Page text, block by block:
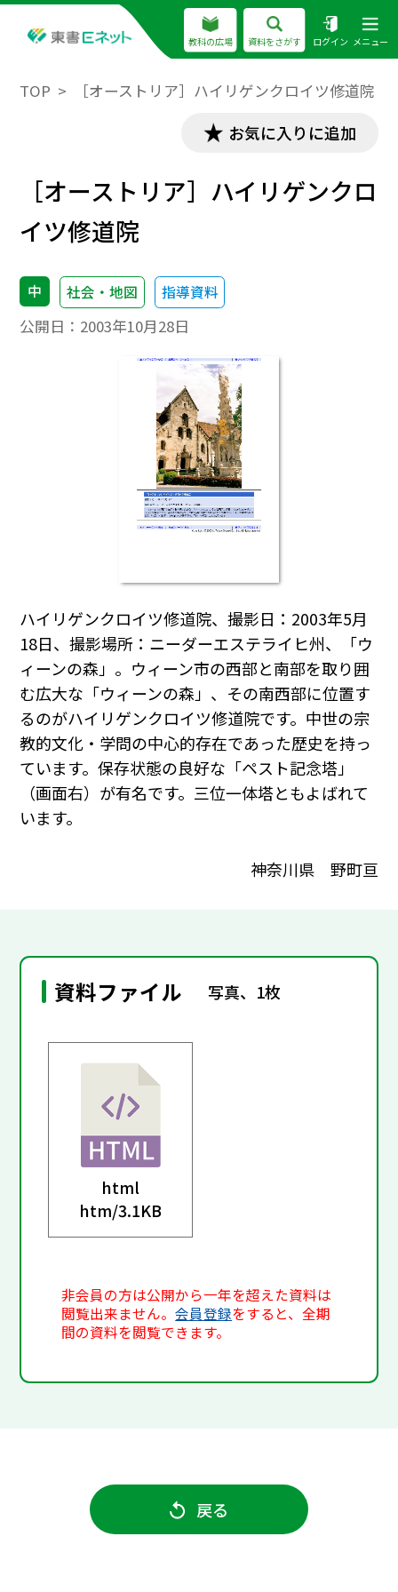
教科の広場 資料をさがす ログイン メニュー
TOP ［オーストリア］ハイリゲンクロイツ修道院
お気に入りに追加
［オーストリア］ハイリゲンクロ
イツ修道院
中 社会・地図 指導資料
公開日： 2003年10月28日
ハイリゲンクロイツ修道院、撮影日：2003年5月
18日、撮影場所：ニーダーエステライヒ州、「ウ
ィーンの森」。ウィーン市の西部と南部を取り囲
む広大な「ウィーンの森」、その南西部に位置す
るのがハイリゲンクロイツ修道院です。中世の宗
教的文化・学問の中心的存在であった歴史を持っ
ています。保存状態の良好な「ペスト記念塔」
（画面右）が有名です。三位一体塔ともよばれて
います。
神奈川県 野町亘
資料ファイル 写真、1枚
html
htm/3.1KB
非会員の方は公開から一年を超えた資料は
閲覧出来ません。会員登録をすると、全期
間の資料を閲覧できます。
戻る